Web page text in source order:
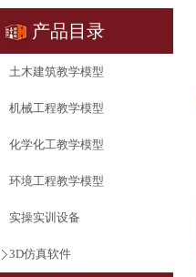
产品目录
土木建筑教学模型
机械工程教学模型
化学化工教学模型
环境工程教学模型
实操实训设备
3D仿真软件